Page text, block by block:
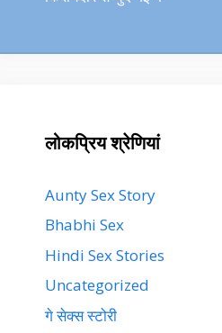
लोकप्रिय श्रेणियां
Aunty Sex Story
Bhabhi Sex
Hindi Sex Stories
Uncategorized
गे सेक्स स्टोरी